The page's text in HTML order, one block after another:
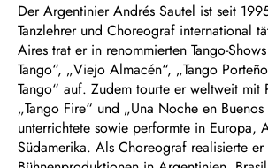
Der Argentinier Andrés Sautel ist seit
Tanzlehrer und Choreograf international
Aires trat er in renommierten Tango-
Tango“, „Viejo Almacén“, „Tango
Tango“ auf. Zudem tourte er weltweit mit
„Tango Fire“ und „Una Noche en
unterrichtete sowie performte in Europa,
Südamerika. Als Choreograf realisierte er